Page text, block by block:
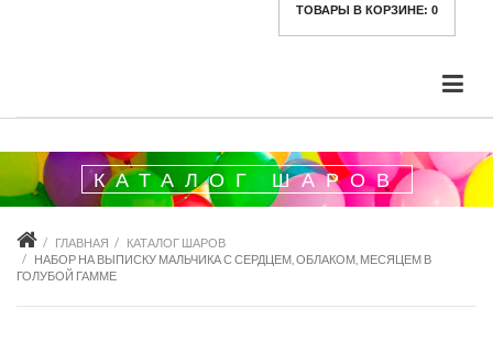
ТОВАРЫ В КОРЗИНЕ: 0
КАТАЛОГ ШАРОВ
ГЛАВНАЯ
КАТАЛОГ ШАРОВ
НАБОР НА ВЫПИСКУ МАЛЬЧИКА С СЕРДЦЕМ, ОБЛАКОМ, МЕСЯЦЕМ В
ГОЛУБОЙ ГАММЕ